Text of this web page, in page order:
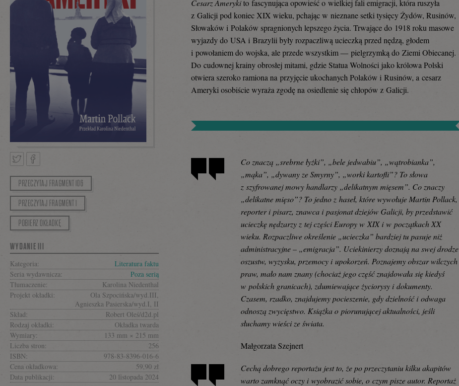
TweetnijPodziel
się
na
Cesarz Amerykito fascynująca opowieść o wielkiej fali emigracji, która ruszyła
z Galicji pod koniec XIX wieku, pchając w nieznane setki tysięcy Żydów, Rusinów,
Słowaków i Polaków spragnionych lepszego życia. Trwające do 1918 roku masowe
wyjazdy do USA i Brazylii były rozpaczliwą ucieczką przed nędzą, głodem
i powołaniem do wojska, ale przede wszystkim — pielgrzymką do Ziemi Obiecanej.
Do cudownej krainy obrosłej mitami, gdzie Statua Wolności jako królowa Polski
otwiera szeroko ramiona na przyjęcie ukochanych Polaków i Rusinów, a cesarz
Ameryki osobiście wyraża zgodę na osiedlenie się chłopów z Galicji.
Co znaczą „srebrne łyżki”, „bele jedwabiu”, „wątrobianka”,
„mąka”, „dywany ze Smyrny”, „worki kartofli”? To słowa
z szyfrowanej mowy handlarzy „delikatnym mięsem”. Co znaczy
„delikatne mięso”? To jedno z haseł, które wywołuje Martin Pollack,
reporter i pisarz, znawca i pasjonat dziejów Galicji, by przedstawić
ucieczkę nędzarzy z tej części Europy w XIX i w początkach XX
wieku. Rozpaczliwe określenie „ucieczka” bardziej tu pasuje niż
administracyjne – „emigracja”. Uciekinierzy doznają na swej drodze
oszustw, wyzysku, przemocy i upokorzeń. Poznajemy obszar wilczych
praw, mało nam znany (chociaż jego część znajdowała się kiedyś
w polskich granicach), zdumiewające życiorysy i dokumenty.
Czasem, rzadko, znajdujemy pocieszenie, gdy dzielność i odwaga
odnoszą zwycięstwo. Książka o piorunującej aktualności, jeśli
słuchamy wieści ze świata.
Małgorzata Szejnert
Cechą dobrego reportażu jest to, że po przeczytaniu kilku akapitów
warto zamknąć oczy i wyobrazić sobie, o czym pisze autor. Reportaż
PRZECZYTAJ FRAGMENT 106
PRZECZYTAJ FRAGMENT 1
POBIERZ OKŁADKĘ
WYDANIE III
Kategoria:
Literatura faktu
Seria wydawnicza:
Poza serią
Tłumaczenie:
Karolina Niedenthal
Projekt okładki:
Ola Szpocińska/wyd.III,
Agnieszka Pasierska/wyd.I, II
Skład:
Robert Oleś/d2d.pl
Rodzaj okładki:
Okładka twarda
Wymiary:
133 mm × 215 mm
Liczba stron:
256
ISBN:
978-83-8396-016-6
Cena okładkowa:
59,90 zł
Data publikacji:
20 listopada 2024